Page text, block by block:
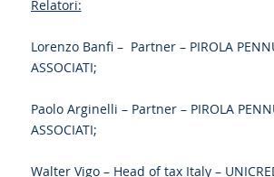
Relatori:
Lorenzo Banfi – Partner – PIROLA
ASSOCIATI;
Paolo Arginelli – Partner – PIROLA
ASSOCIATI;
Walter Vigo – Head of tax Italy –